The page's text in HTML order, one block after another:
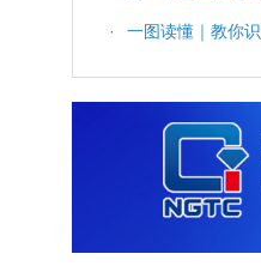
· 一图读懂｜教你